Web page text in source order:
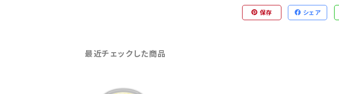
保存 シェア
最近チェックした商品